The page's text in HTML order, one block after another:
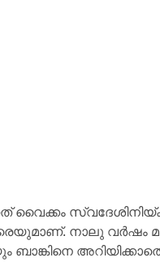
വൈക്കം
നാലു വർഷം